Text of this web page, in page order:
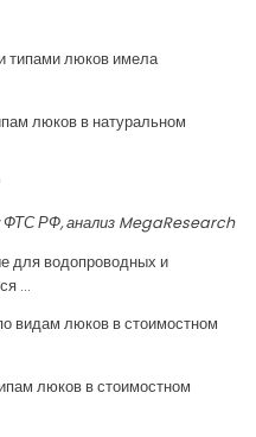
типами люков имела
люков в натуральном
РФ, анализ MegaResearch
для водопроводных и
…
видам люков в стоимостном
люков в стоимостном